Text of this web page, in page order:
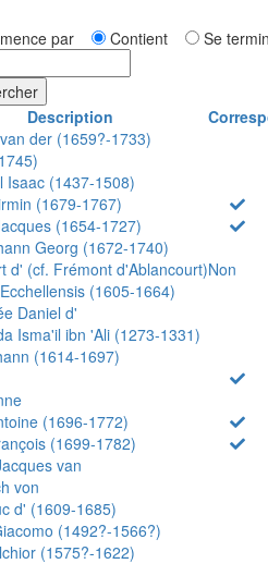
par Contient Se
Description
der (1659?-1733)
Isaac (1437-1508)
(1679-1767)
(1654-1727)
Georg (1672-1740)
d' (cf. Frémont d'Ablancourt)Non
(1605-1664)
Daniel d'
Isma'il ibn 'Ali (1273-1331)
(1614-1697)
(1696-1772)
(1699-1782)
van
von
d' (1609-1685)
(1492?-1566?)
(1575?-1622)